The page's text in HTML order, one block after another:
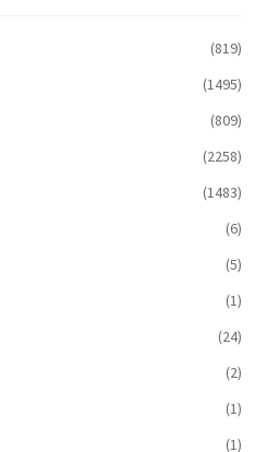
(819)
(1495)
(809)
(2258)
(1483)
(6)
(5)
(1)
(24)
(2)
(1)
(1)